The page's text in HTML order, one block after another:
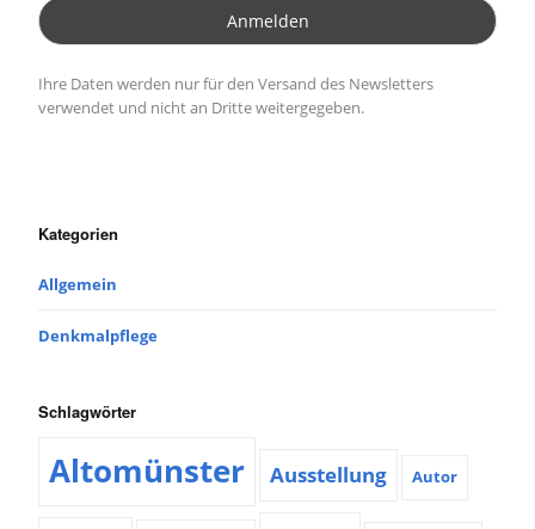
Ihre Daten werden nur für den Versand des Newsletters
verwendet und nicht an Dritte weitergegeben.
Kategorien
Allgemein
Denkmalpflege
Schlagwörter
Altomünster Ausstellung Autor